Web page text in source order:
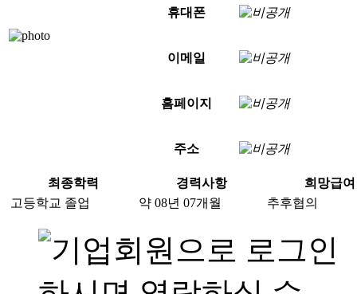
휴대폰
이메일
홈페이지
주소
최종학력 경력사항
희망급여
고등학교 졸업
약 08년 07개월 추후협의